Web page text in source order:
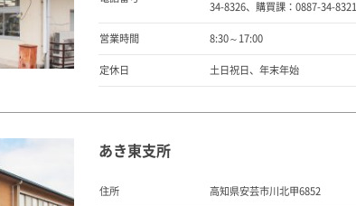
34-8326、購買課：0887-34-8321
営業時間 8:30～17:00
定休日 土日祝日、年末年始
あき東支所
住所 高知県安芸市川北甲6852